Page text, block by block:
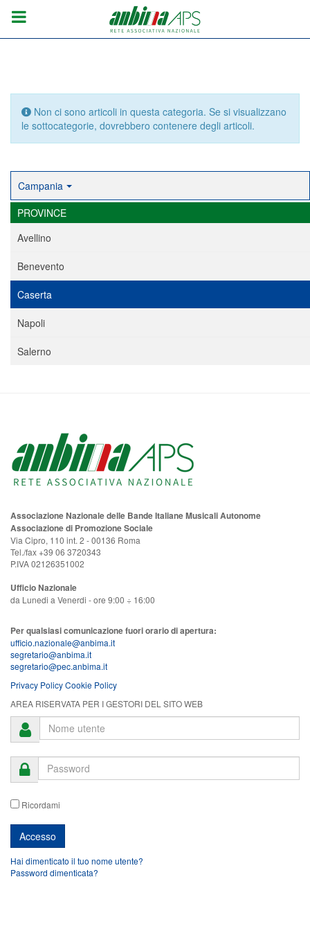
Info
Non ci sono articoli in questa categoria. Se si visualizzano
le sottocategorie, dovrebbero contenere degli articoli.
Campania
PROVINCE
Avellino
Benevento
Caserta
Napoli
Salerno
Associazione Nazionale delle Bande Italiane Musicali Autonome
Associazione di Promozione Sociale
Via Cipro, 110 int. 2 - 00136 Roma
Tel./fax +39 06 3720343
P.IVA 02126351002
Ufficio Nazionale
da Lunedi a Venerdi - ore 9:00 ÷ 16:00
Per qualsiasi comunicazione fuori orario di apertura:
ufficio.nazionale@anbima.it
segretario@anbima.it
segretario@pec.anbima.it
Privacy PolicyCookie Policy
AREA RISERVATA PER I GESTORI DEL SITO WEB
Ricordami
Hai dimenticato il tuo nome utente?
Password dimenticata?